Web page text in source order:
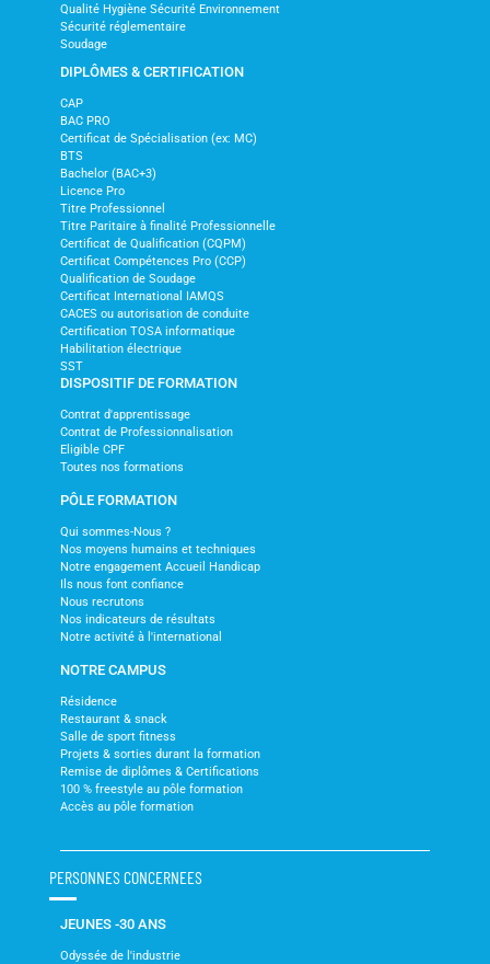
Qualité Hygiène Sécurité Environnement
Sécurité réglementaire
Soudage
DIPLÔMES & CERTIFICATION
CAP
BAC PRO
Certificat de Spécialisation (ex: MC)
BTS
Bachelor (BAC+3)
Licence Pro
Titre Professionnel
Titre Paritaire à finalité Professionnelle
Certificat de Qualification (CQPM)
Certificat Compétences Pro (CCP)
Qualification de Soudage
Certificat International IAMQS
CACES ou autorisation de conduite
Certification TOSA informatique
Habilitation électrique
SST
DISPOSITIF DE FORMATION
Contrat d'apprentissage
Contrat de Professionnalisation
Eligible CPF
Toutes nos formations
PÔLE FORMATION
Qui sommes-Nous ?
Nos moyens humains et techniques
Notre engagement Accueil Handicap
Ils nous font confiance
Nous recrutons
Nos indicateurs de résultats
Notre activité à l'international
NOTRE CAMPUS
Résidence
Restaurant & snack
Salle de sport fitness
Projets & sorties durant la formation
Remise de diplômes & Certifications
100 % freestyle au pôle formation
Accès au pôle formation
PERSONNES CONCERNEES
JEUNES -30 ANS
Odyssée de l'industrie